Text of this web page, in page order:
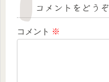
コメントをどうぞ
コメント ※